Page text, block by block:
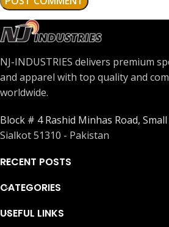
NJ-INDUSTRIES delivers premium
and apparel with top quality and
worldwide.
Block # 4 Rashid Minhas Road,
Sialkot 51310 - Pakistan
RECENT POSTS
CATEGORIES
USEFUL LINKS